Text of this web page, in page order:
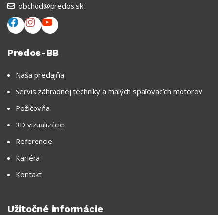
obchod@predos.sk
Predos-BB
Naša predajňa
Servis záhradnej techniky a malých spaľovacích motorov
Požičovňa
3D vizualizácie
Referencie
Kariéra
Kontakt
Užitočné informácie